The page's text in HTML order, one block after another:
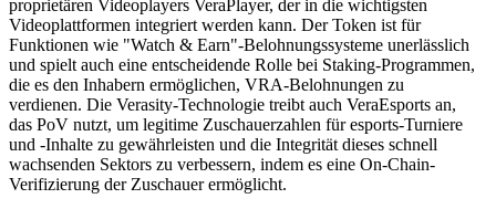
proprietären Videoplayers VeraPlayer, der in die wichtigsten
Videoplattformen integriert werden kann. Der Token ist für
Funktionen wie "Watch & Earn"-Belohnungssysteme unerlässlich
und spielt auch eine entscheidende Rolle bei Staking-Programmen,
die es den Inhabern ermöglichen, VRA-Belohnungen zu
verdienen. Die Verasity-Technologie treibt auch VeraEsports an,
das PoV nutzt, um legitime Zuschauerzahlen für esports-Turniere
und -Inhalte zu gewährleisten und die Integrität dieses schnell
wachsenden Sektors zu verbessern, indem es eine On-Chain-
Verifizierung der Zuschauer ermöglicht.